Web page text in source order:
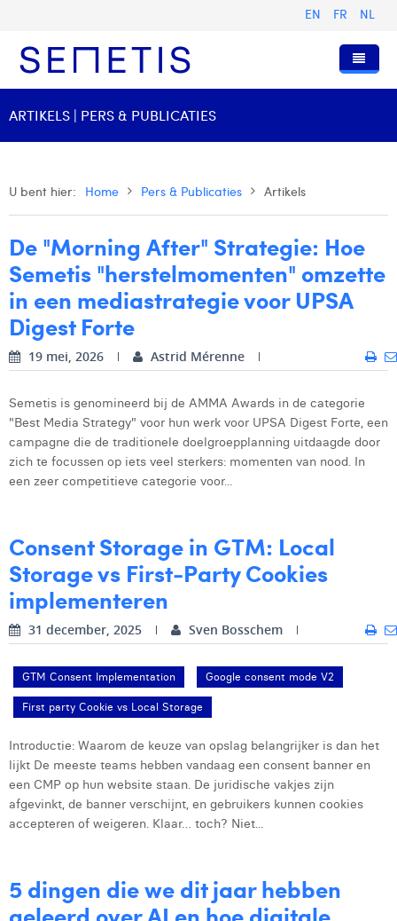
EN FR NL
Diensten
Digital Business Intelligence
Technologie
Trainingen
Onze Geschiedenis
Het Team
Anouk Allegaert
Arthur Collard
Camille Servais
Dhan Claes
Diane Tremouroux
Eliott Pousset
Floriane Defacqz
Glenn Vanderlinden
Hanne Van Loock
Janne Beke
Jonas Geiregat
Justine Cremer
Laura Rooseleer
Lena Pignoloni
Onze Waarden
Omnicom Media Group
Certificeringen
Pers & Publicaties
Artikels
Presentaties en Cases
Persberichten
Klanten
Vacatures
Strategy Director
Digital Business Analyst
Digital Business Intern
Contact
ARTIKELS | PERS & PUBLICATIES
U bent hier: Home Pers & Publicaties Artikels
De "Morning After" Strategie: Hoe
Semetis "herstelmomenten" omzette
in een mediastrategie voor UPSA
Digest Forte
19 mei, 2026 Astrid Mérenne
Semetis is genomineerd bij de AMMA Awards in de categorie
"Best Media Strategy" voor hun werk voor UPSA Digest Forte, een
campagne die de traditionele doelgroepplanning uitdaagde door
zich te focussen op iets veel sterkers: momenten van nood. In
een zeer competitieve categorie voor...
Consent Storage in GTM: Local
Storage vs First‑Party Cookies
implementeren
31 december, 2025 Sven Bosschem
GTM Consent Implementation Google consent mode V2
First party Cookie vs Local Storage
Introductie: Waarom de keuze van opslag belangrijker is dan het
lijkt De meeste teams hebben vandaag een consent banner en
een CMP op hun website staan. De juridische vakjes zijn
afgevinkt, de banner verschijnt, en gebruikers kunnen cookies
accepteren of weigeren. Klaar… toch? Niet...
5 dingen die we dit jaar hebben